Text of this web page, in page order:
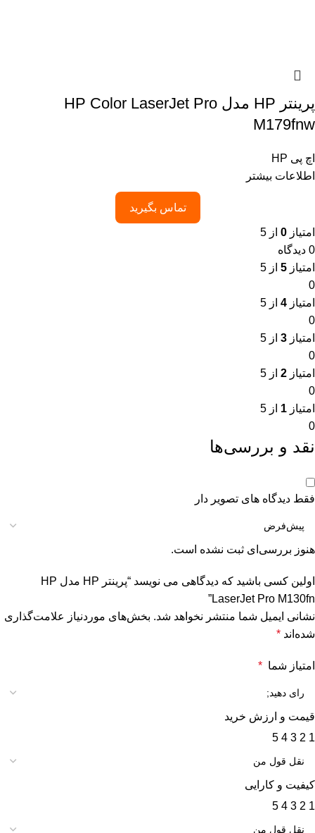
پرینتر HP مدل HP Color LaserJet Pro
M179fnw
اچ پی HP
اطلاعات بیشتر
تماس بگیرید
امتیاز 0 از 5
0 دیدگاه
امتیاز 5 از 5
0
امتیاز 4 از 5
0
امتیاز 3 از 5
0
امتیاز 2 از 5
0
امتیاز 1 از 5
0
نقد و بررسی‌ها
فقط دیدگاه های تصویر دار
هنوز بررسی‌ای ثبت نشده است.
اولین کسی باشید که دیدگاهی می نویسد “پرینتر HP مدل HP
LaserJet Pro M130fn”
نشانی ایمیل شما منتشر نخواهد شد. بخش‌های موردنیاز علامت‌گذاری
شده‌اند *
امتیاز شما *
قیمت و ارزش خرید
1
2
3
4
5
کیفیت و کارایی
1
2
3
4
5